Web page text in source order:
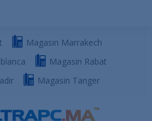
Magasin Marrakech
Magasin Rabat
Magasin Tanger